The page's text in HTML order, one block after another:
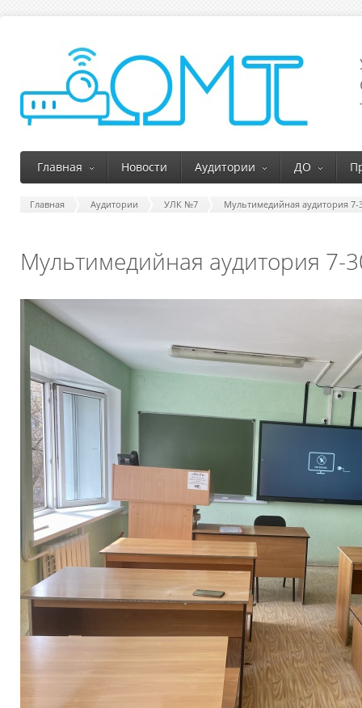
Главная Новости Аудитории ДО
Главная Аудитории УЛК №7 Мультимедийная аудитория 7-
Мультимедийная аудитория 7-